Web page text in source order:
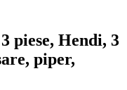
piese, Hendi, 3
piper,